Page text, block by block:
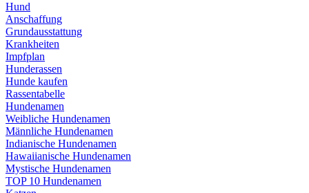
Hund
Anschaffung
Grundausstattung
Krankheiten
Impfplan
Hunderassen
Hunde kaufen
Rassentabelle
Hundenamen
Weibliche Hundenamen
Männliche Hundenamen
Indianische Hundenamen
Hawaiianische Hundenamen
Mystische Hundenamen
TOP 10 Hundenamen